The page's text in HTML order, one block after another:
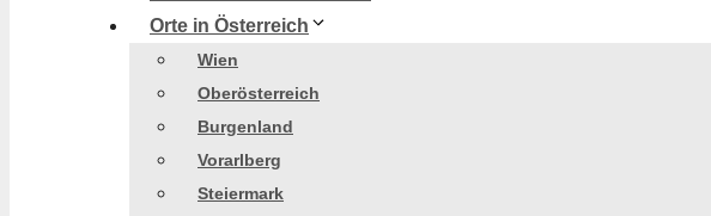
Orte in Österreich
Wien
Oberösterreich
Burgenland
Vorarlberg
Steiermark